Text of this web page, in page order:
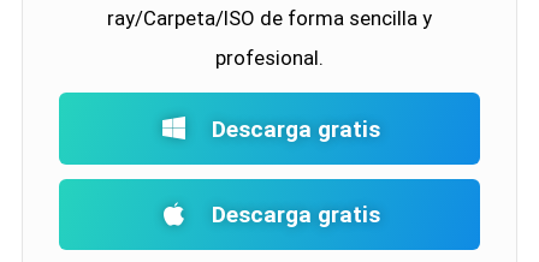
ray/Carpeta/ISO de forma sencilla y
profesional.
Descarga gratis
Descarga gratis